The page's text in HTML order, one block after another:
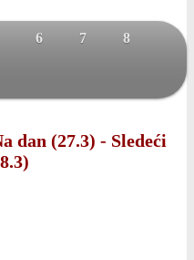
6 7 8
dan (27.3) - Sledeći